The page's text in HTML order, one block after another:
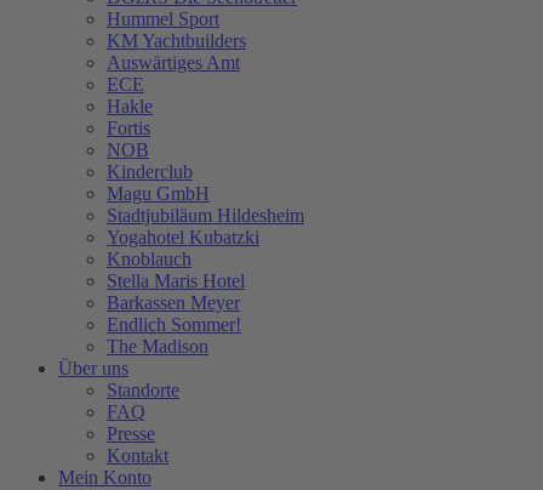
Hummel Sport
KM Yachtbuilders
Auswärtiges Amt
ECE
Hakle
Fortis
NOB
Kinderclub
Magu GmbH
Stadtjubiläum Hildesheim
Yogahotel Kubatzki
Knoblauch
Stella Maris Hotel
Barkassen Meyer
Endlich Sommer!
The Madison
Über uns
Standorte
FAQ
Presse
Kontakt
Mein Konto